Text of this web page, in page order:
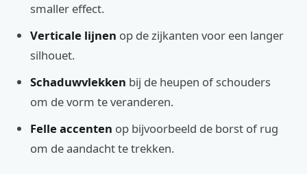
smaller effect.
Verticale lijnen op de zijkanten voor een langer
silhouet.
Schaduwvlekken bij de heupen of schouders
om de vorm te veranderen.
Felle accenten op bijvoorbeeld de borst of rug
om de aandacht te trekken.